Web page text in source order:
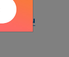
Kysaku